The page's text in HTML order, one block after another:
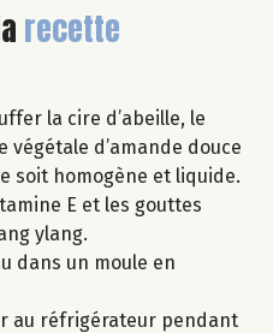
recette
la cire d’abeille, le
végétale d’amande douce
soit homogène et liquide.
E et les gouttes
ylang.
dans un moule en
au réfrigérateur pendant